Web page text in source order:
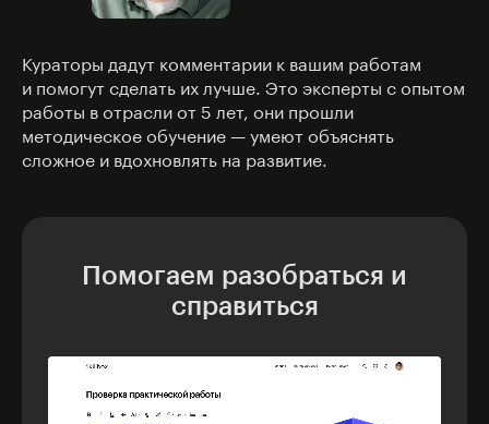
Кураторы дадут комментарии к вашим работам
и помогут сделать их лучше. Это эксперты с опытом
работы в отрасли от 5 лет, они прошли
методическое обучение — умеют объяснять
сложное и вдохновлять на развитие.
Помогаем разобраться и
справиться